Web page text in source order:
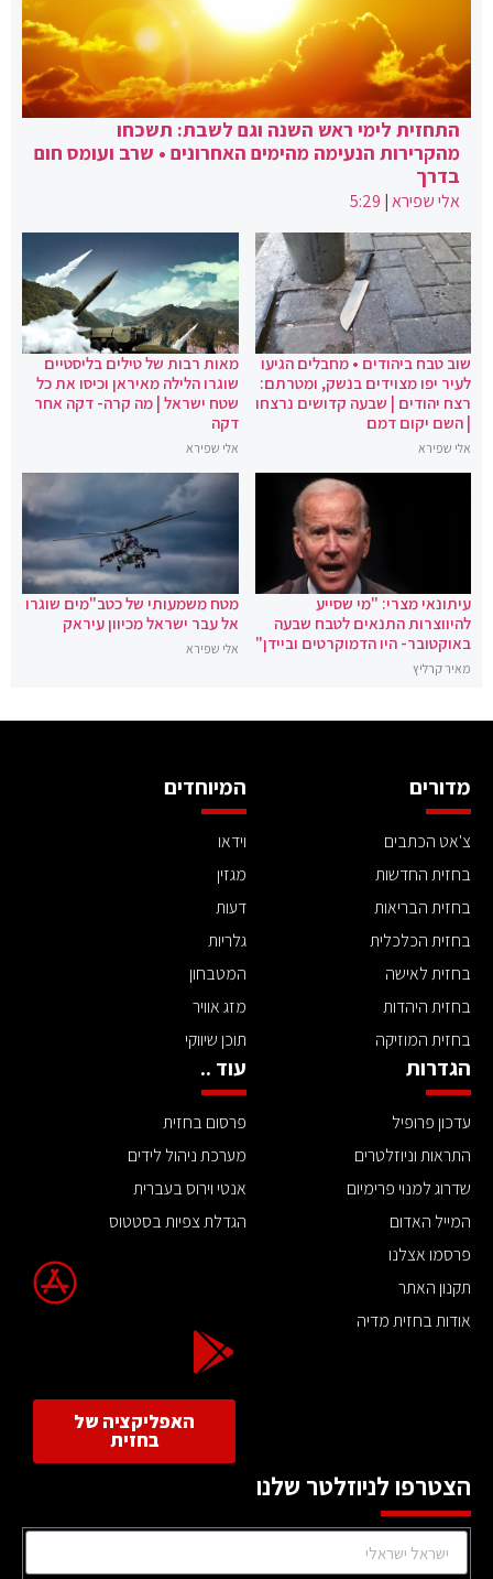
התחזית לימי ראש השנה וגם לשבת: תשכחו
מהקרירות הנעימה מהימים האחרונים • שרב ועומס חום
בדרך
אלי שפירא|
5:29
שוב טבח ביהודים • מחבלים הגיעו
לעיר יפו מצוידים בנשק, ומטרתם:
רצח יהודים | שבעה קדושים נרצחו
| השם יקום דמם
אלי שפירא
מאות רבות של טילים בליסטיים
שוגרו הלילה מאיראן וכיסו את כל
שטח ישראל | מה קרה- דקה אחר
דקה
אלי שפירא
עיתונאי מצרי: "מי שסייע
להיווצרות התנאים לטבח שבעה
באוקטובר- היו הדמוקרטים וביידן"
מאיר קרליץ
מטח משמעותי של כטב"מים שוגרו
אל עבר ישראל מכיוון עיראק
אלי שפירא
מדורים
צ'אט הכתבים
בחזית החדשות
בחזית הבריאות
בחזית הכלכלית
בחזית לאישה
בחזית היהדות
בחזית המוזיקה
המיוחדים
וידאו
מגזין
דעות
גלריות
המטבחון
מזג אוויר
תוכן שיווקי
הגדרות
עדכון פרופיל
התראות וניוזלטרים
שדרוג למנוי פרימיום
המייל האדום
פרסמו אצלנו
תקנון האתר
אודות בחזית מדיה
עוד ..
פרסום בחזית
מערכת ניהול לידים
אנטי וירוס בעברית
הגדלת צפיות בסטטוס
האפליקציה של
בחזית
הצטרפו לניוזלטר שלנו